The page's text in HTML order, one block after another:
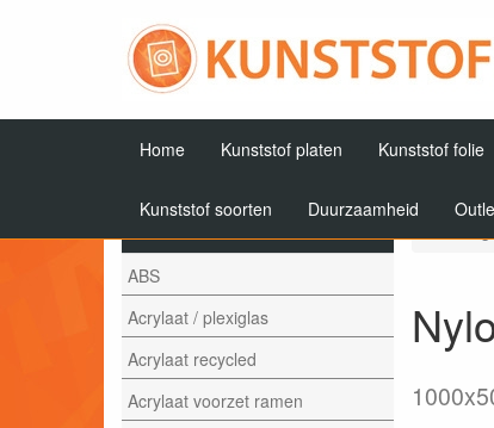
Home Kunststof platen Kunststof folie
Kunststof soorten Duurzaamheid
ABS
Acrylaat / plexiglas
Acrylaat recycled
Acrylaat voorzet ramen